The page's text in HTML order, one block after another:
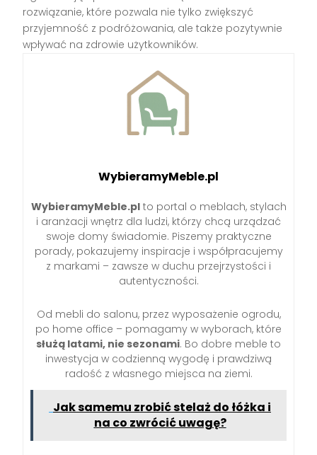
rozwiązanie, które pozwala nie tylko zwiększyć
przyjemność z podróżowania, ale także pozytywnie
wpływać na zdrowie użytkowników.
WybieramyMeble.pl
WybieramyMeble.plto portal o meblach, stylach
i aranżacji wnętrz dla ludzi, którzy chcą urządzać
swoje domy świadomie. Piszemy praktyczne
porady, pokazujemy inspiracje i współpracujemy
z markami – zawsze w duchu przejrzystości i
autentyczności.
Od mebli do salonu, przez wyposażenie ogrodu,
po home office – pomagamy w wyborach, które
służą latami, nie sezonami. Bo dobre meble to
inwestycja w codzienną wygodę i prawdziwą
radość z własnego miejsca na ziemi.
Jak samemu zrobić stelaż do łóżka i
na co zwrócić uwagę?